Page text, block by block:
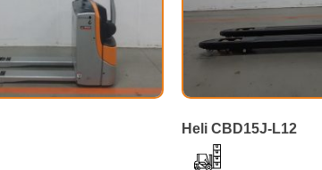
Heli CBD15J-L12